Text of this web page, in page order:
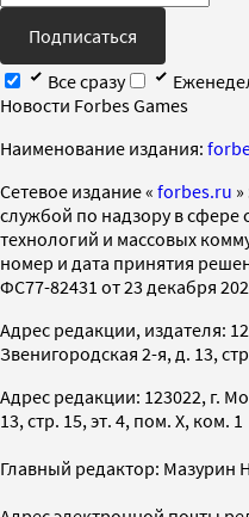
Подписаться
Все сразу
Новости Forbes Games
Наименование издания:
Cетевое издание « forbes.ru
службой по надзору в
технологий и массовых
номер и дата принятия
ФС77-82431 от 23 декабря
Адрес редакции, издателя:
Звенигородская 2-я, д. 13,
Адрес редакции: 123022, г.
13, стр. 15, эт. 4, пом. X, ком. 1
Главный редактор: Мазурин